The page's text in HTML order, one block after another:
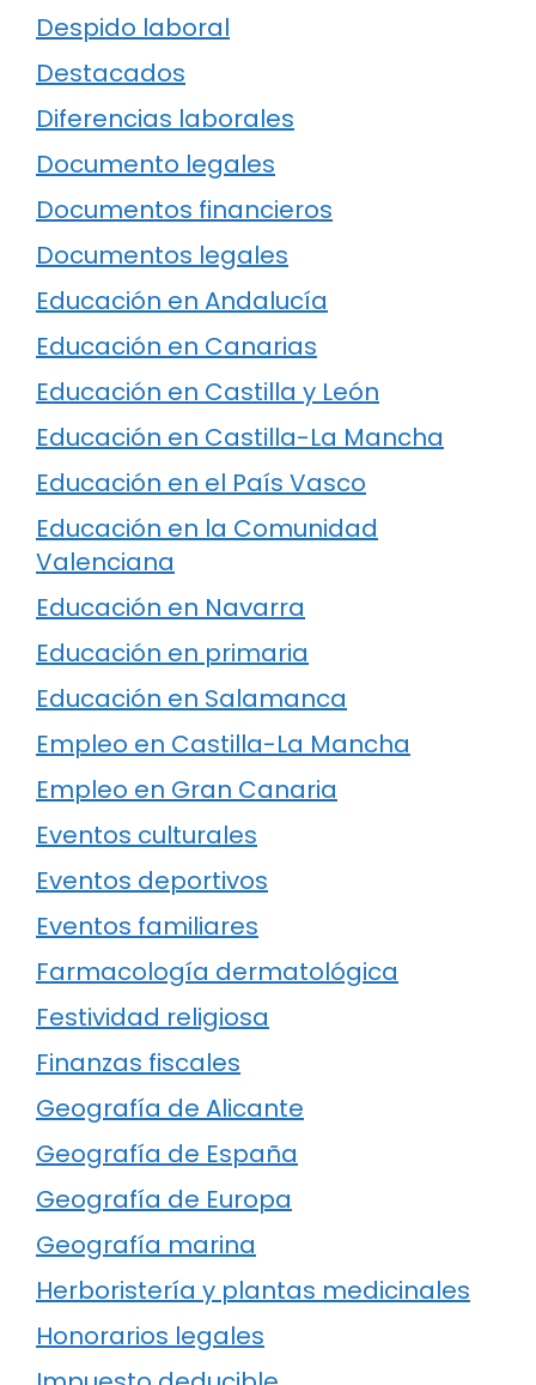
Despido laboral
Destacados
Diferencias laborales
Documento legales
Documentos financieros
Documentos legales
Educación en Andalucía
Educación en Canarias
Educación en Castilla y León
Educación en Castilla-La Mancha
Educación en el País Vasco
Educación en la Comunidad
Valenciana
Educación en Navarra
Educación en primaria
Educación en Salamanca
Empleo en Castilla-La Mancha
Empleo en Gran Canaria
Eventos culturales
Eventos deportivos
Eventos familiares
Farmacología dermatológica
Festividad religiosa
Finanzas fiscales
Geografía de Alicante
Geografía de España
Geografía de Europa
Geografía marina
Herboristería y plantas medicinales
Honorarios legales